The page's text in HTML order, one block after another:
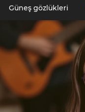
Güneş gözlükleri